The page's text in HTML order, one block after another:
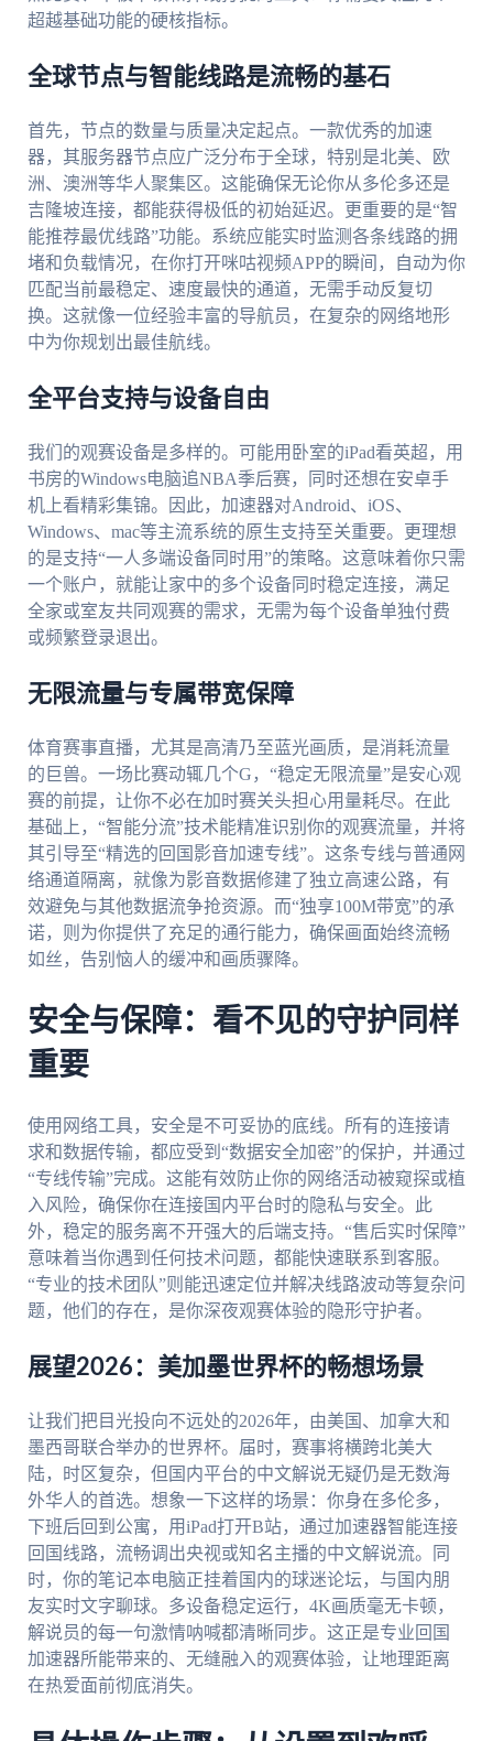
超越基础功能的硬核指标。
全球节点与智能线路是流畅的基石
首先，节点的数量与质量决定起点。一款优秀的加速
器，其服务器节点应广泛分布于全球，特别是北美、欧
洲、澳洲等华人聚集区。这能确保无论你从多伦多还是
吉隆坡连接，都能获得极低的初始延迟。更重要的是“智
能推荐最优线路”功能。系统应能实时监测各条线路的拥
堵和负载情况，在你打开咪咕视频APP的瞬间，自动为你
匹配当前最稳定、速度最快的通道，无需手动反复切
换。这就像一位经验丰富的导航员，在复杂的网络地形
中为你规划出最佳航线。
全平台支持与设备自由
我们的观赛设备是多样的。可能用卧室的iPad看英超，用
书房的Windows电脑追NBA季后赛，同时还想在安卓手
机上看精彩集锦。因此，加速器对Android、iOS、
Windows、mac等主流系统的原生支持至关重要。更理想
的是支持“一人多端设备同时用”的策略。这意味着你只需
一个账户，就能让家中的多个设备同时稳定连接，满足
全家或室友共同观赛的需求，无需为每个设备单独付费
或频繁登录退出。
无限流量与专属带宽保障
体育赛事直播，尤其是高清乃至蓝光画质，是消耗流量
的巨兽。一场比赛动辄几个G，“稳定无限流量”是安心观
赛的前提，让你不必在加时赛关头担心用量耗尽。在此
基础上，“智能分流”技术能精准识别你的观赛流量，并将
其引导至“精选的回国影音加速专线”。这条专线与普通网
络通道隔离，就像为影音数据修建了独立高速公路，有
效避免与其他数据流争抢资源。而“独享100M带宽”的承
诺，则为你提供了充足的通行能力，确保画面始终流畅
如丝，告别恼人的缓冲和画质骤降。
安全与保障：看不见的守护同样
重要
使用网络工具，安全是不可妥协的底线。所有的连接请
求和数据传输，都应受到“数据安全加密”的保护，并通过
“专线传输”完成。这能有效防止你的网络活动被窥探或植
入风险，确保你在连接国内平台时的隐私与安全。此
外，稳定的服务离不开强大的后端支持。“售后实时保障”
意味着当你遇到任何技术问题，都能快速联系到客服。
“专业的技术团队”则能迅速定位并解决线路波动等复杂问
题，他们的存在，是你深夜观赛体验的隐形守护者。
展望2026：美加墨世界杯的畅想场景
让我们把目光投向不远处的2026年，由美国、加拿大和
墨西哥联合举办的世界杯。届时，赛事将横跨北美大
陆，时区复杂，但国内平台的中文解说无疑仍是无数海
外华人的首选。想象一下这样的场景：你身在多伦多，
下班后回到公寓，用iPad打开B站，通过加速器智能连接
回国线路，流畅调出央视或知名主播的中文解说流。同
时，你的笔记本电脑正挂着国内的球迷论坛，与国内朋
友实时文字聊球。多设备稳定运行，4K画质毫无卡顿，
解说员的每一句激情呐喊都清晰同步。这正是专业回国
加速器所能带来的、无缝融入的观赛体验，让地理距离
在热爱面前彻底消失。